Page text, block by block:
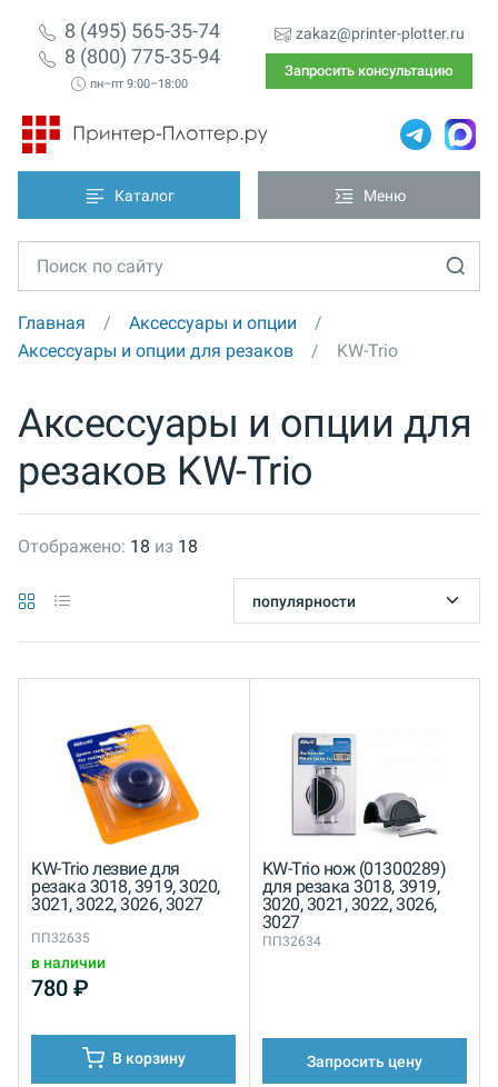
8 (495) 565-35-74
8 (800) 775-35-94
пн–пт 9:00–18:00
zakaz@printer-plotter.ru
Запросить консультацию
Каталог Меню
Главная
Аксессуары и опции
Аксессуары и опции для резаков
KW-Trio
Аксессуары и опции для
резаков KW-Trio
Отображено: 18 из 18
KW-Trio лезвие для
резака 3018, 3919, 3020,
3021, 3022, 3026, 3027
ПП32635
в наличии
780₽
В корзину
KW-Trio нож (01300289)
для резака 3018, 3919,
3020, 3021, 3022, 3026,
3027
ПП32634
Запросить цену